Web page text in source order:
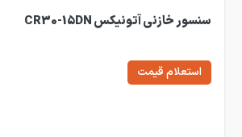
سنسور خازنی آتونیکس CR30-15DN
استعلام قیمت